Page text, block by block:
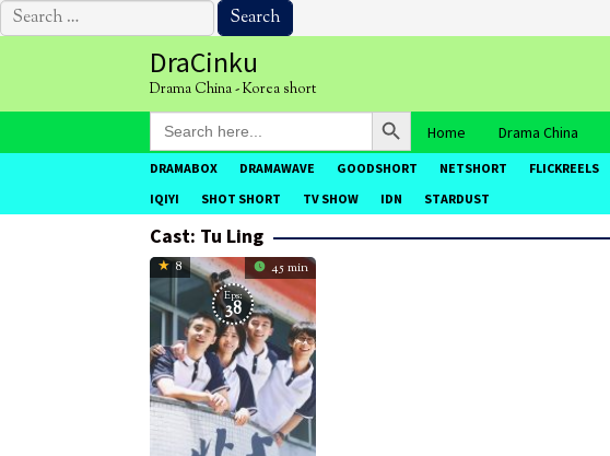
Search
for:
DraCinku
Drama China - Korea short
Search
for:
Search Button
Home Drama China
DRAMABOX DRAMAWAVE GOODSHORT NETSHORT FLICKREELS
IQIYI
SHOT SHORT TV SHOW IDN STARDUST
Cast: Tu Ling
8 45 min
Eps:
38